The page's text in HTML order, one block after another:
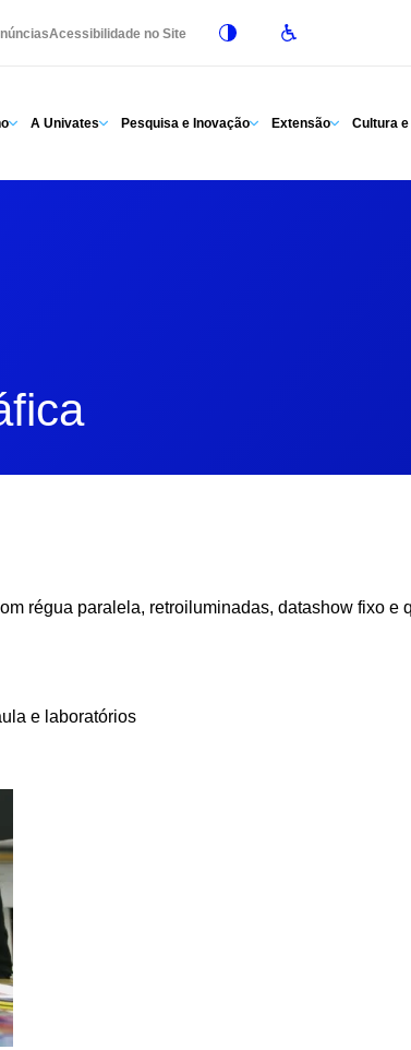
Acessibilidade no Site
A Univates Pesquisa e Inovação Extensão Cultura
régua paralela, retroiluminadas, datashow fixo e
e laboratórios